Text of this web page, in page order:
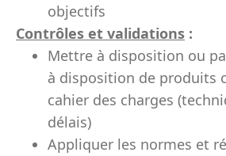
objectifs
Contrôles et validations :
Mettre à disposition ou
à disposition de produits
cahier des charges
délais)
Appliquer les normes et